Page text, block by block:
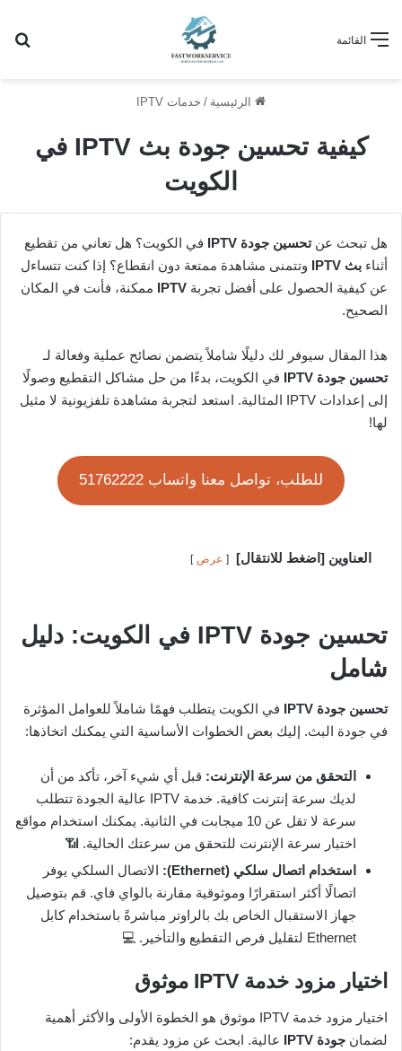
القائمة
الرئيسية / خدمات IPTV
كيفية تحسين جودة بث IPTV في
الكويت
هل تبحث عنتحسين جودة IPTV
في الكويت؟ هل تعاني من تقطيع
أثناء بث IPTV
وتتمنى مشاهدة ممتعة دون انقطاع؟ إذا كنت تتساءل
عن كيفية الحصول على أفضل تجربة IPTV ممكنة، فأنت في المكان
الصحيح.
هذا المقال سيوفر لك دليلًا شاملاً يتضمن نصائح عملية وفعالة لـ
تحسين جودة IPTV
في الكويت، بدءًا من حل مشاكل التقطيع وصولًا
إلى إعدادات IPTV المثالية. استعد لتجربة مشاهدة تلفزيونية لا مثيل
لها!
للطلب، تواصل معنا واتساب 51762222
العناوين [اضغط للانتقال] عرض
تحسين جودة IPTV في الكويت: دليل
شامل
تحسين جودة IPTV
في الكويت يتطلب فهمًا شاملاً للعوامل المؤثرة
في جودة البث. إليك بعض الخطوات الأساسية التي يمكنك اتخاذها:
التحقق من سرعة الإنترنت: قبل أي شيء آخر، تأكد من أن
لديك سرعة إنترنت كافية. خدمة IPTV عالية الجودة تتطلب
سرعة لا تقل عن 10 ميجابت في الثانية. يمكنك استخدام مواقع
اختبار سرعة الإنترنت للتحقق من سرعتك الحالية. 📶
استخدام اتصال سلكي (Ethernet):
الاتصال السلكي يوفر
اتصالًا أكثر استقرارًا وموثوقية مقارنة بالواي فاي. قم بتوصيل
جهاز الاستقبال الخاص بك بالراوتر مباشرةً باستخدام كابل
Ethernet لتقليل فرص التقطيع والتأخير. 💻
اختيار مزود خدمة IPTV موثوق
اختيار مزود خدمة IPTV موثوق هو الخطوة الأولى والأكثر أهمية
لضمان جودة IPTV عالية. ابحث عن مزود يقدم: